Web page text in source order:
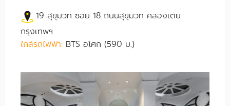
19 สุขุมวิท ซอย 18 ถนนสุขุมวิท คลองเตย
กรุงเทพฯ
ใกล้รถไฟฟ้า: BTS อโศก (590 ม.)